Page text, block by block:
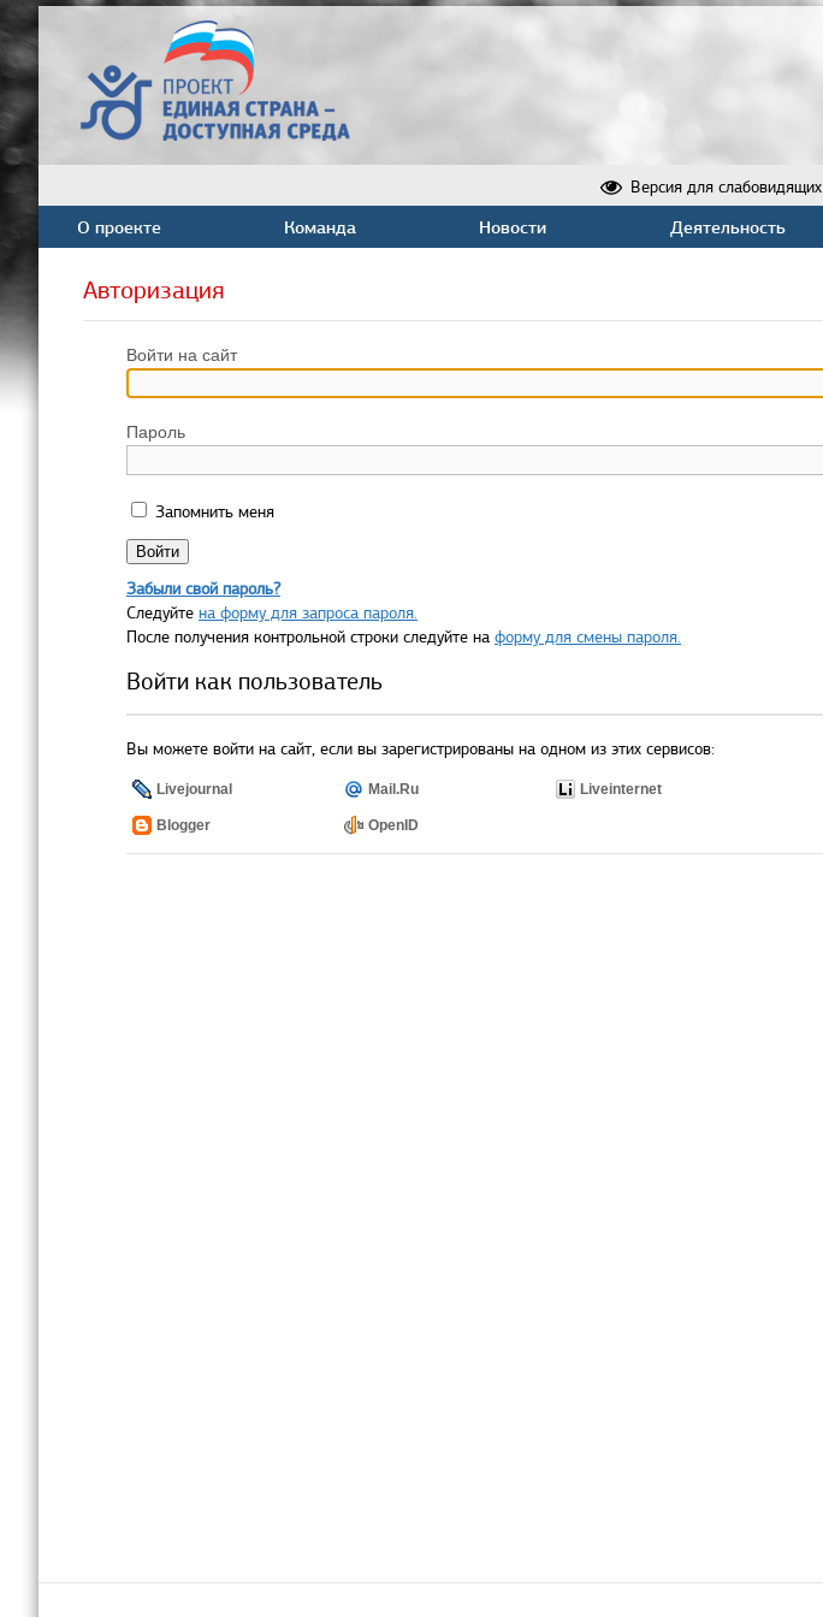
Версия для слабовидящих
О проекте Команда Новости Деятельность
Авторизация
Войти на сайт
Пароль
Запомнить меня
Забыли свой пароль?
Следуйте на форму для запроса пароля.
После получения контрольной строки следуйте на форму для смены пароля.
Войти как пользователь
Вы можете войти на сайт, если вы зарегистрированы на одном из этих сервисов:
Livejournal Mail.Ru Liveinternet
Blogger OpenID